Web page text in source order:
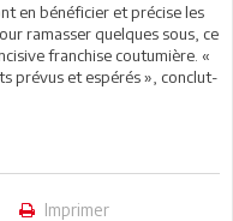
en bénéficier et précise les
ramasser quelques sous, ce
franchise coutumière. «
prévus et espérés », conclut-
Imprimer